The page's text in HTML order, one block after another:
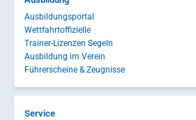
Ausbildungsportal
Wettfahrtoffizielle
Trainer-Lizenzen Segeln
Ausbildung im Verein
Führerscheine & Zeugnisse
Service